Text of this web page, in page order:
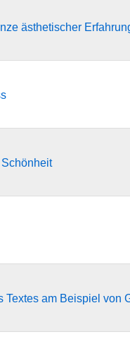
ästhetischer
am Beispiel von